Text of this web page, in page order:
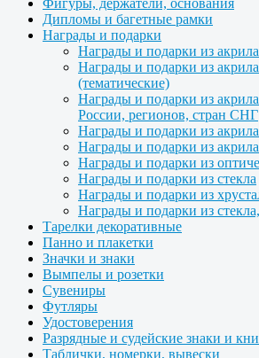
Фигуры, держатели, основания
Дипломы и багетные рамки
Награды и подарки
Награды и подарки из
Награды и подарки из
(тематические)
Награды и подарки из
России, регионов, стран СНГ
Награды и подарки из
Награды и подарки из акрила
Награды и подарки из
Награды и подарки из стекла
Награды и подарки из
Награды и подарки из
Тарелки декоративные
Панно и плакетки
Значки и знаки
Вымпелы и розетки
Сувениры
Футляры
Удостоверения
Разрядные и судейские знаки и
Таблички, номерки, вывески